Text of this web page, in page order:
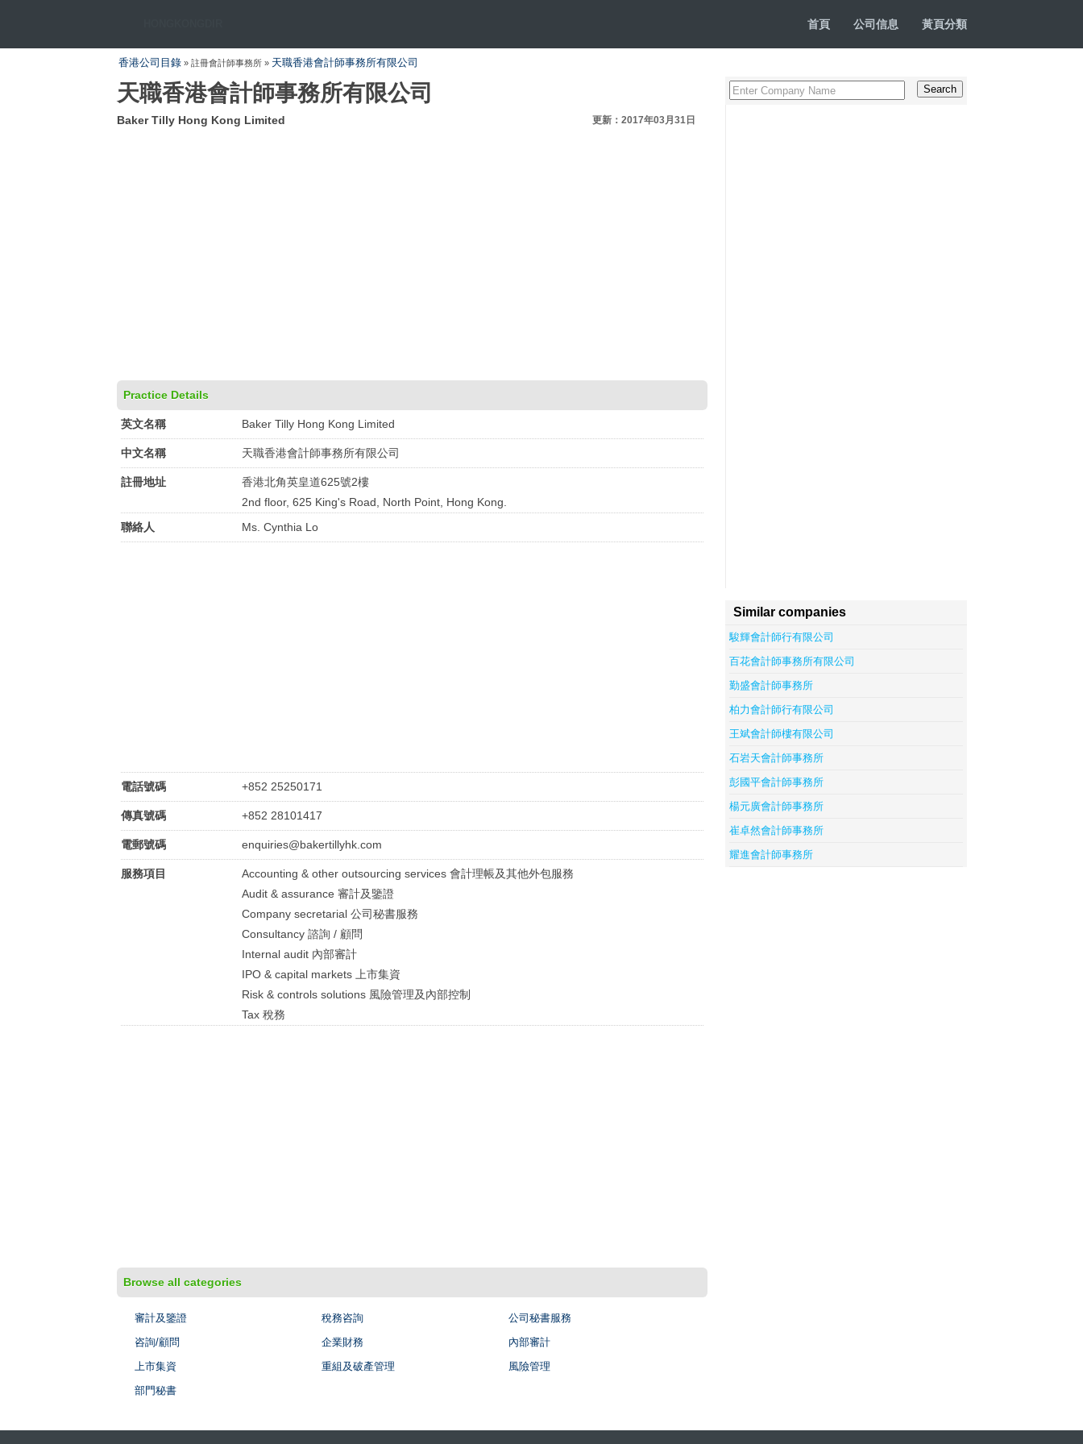
首頁 公司信息 黃頁分類
香港公司目錄 » 註冊會計師事務所 » 天職香港會計師事務所有限公司
天職香港會計師事務所有限公司
Baker Tilly Hong Kong Limited 更新：2017年03月31日
Practice Details
英文名稱 Baker Tilly Hong Kong Limited
中文名稱 天職香港會計師事務所有限公司
註冊地址
香港北角英皇道625號2樓
2nd floor, 625 King's Road, North Point, Hong Kong.
聯絡人
Ms. Cynthia Lo
電話號碼 +852 25250171
傳真號碼 +852 28101417
電郵號碼 enquiries@bakertillyhk.com
服務項目
Accounting & other outsourcing services 會計理帳及其他外包服務
Audit & assurance 審計及鑒證
Company secretarial 公司秘書服務
Consultancy 諮詢 / 顧問
Internal audit 內部審計
IPO & capital markets 上市集資
Risk & controls solutions 風險管理及內部控制
Tax 稅務
Browse all categories
審計及鑒證 稅務咨詢
公司秘書服務
咨詢/顧問
企業財務
內部審計
上市集資
重組及破產管理
風險管理
部門秘書
Similar companies
駿輝會計師行有限公司
百花會計師事務所有限公司
勤盛會計師事務所
柏力會計師行有限公司
王斌會計師樓有限公司
石岩天會計師事務所
彭國平會計師事務所
楊元廣會計師事務所
崔卓然會計師事務所
耀進會計師事務所